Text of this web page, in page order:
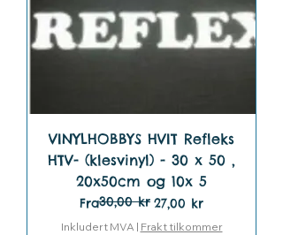
VINYLHOBBYS HVIT Refleks
HTV- (klesvinyl) - 30 x 50 ,
20x50cm og 10x 5
Fra
Vanlig pris
30,00 kr 27,00 kr
Salgspris
Inkludert MVA | Frakt tilkommer